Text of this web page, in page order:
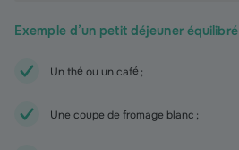
Exemple d’un petit déjeuner équilibré
Un thé ou un café ;
Une coupe de fromage blanc ;